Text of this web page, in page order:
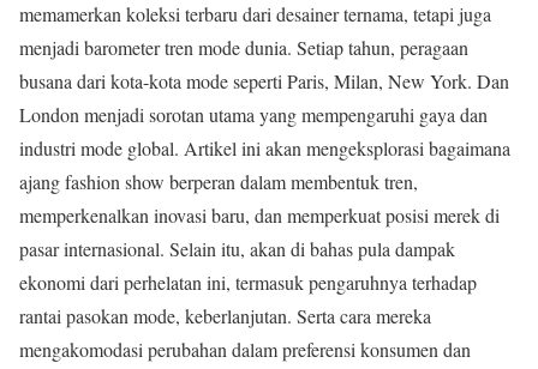
memamerkan koleksi terbaru dari desainer ternama, tetapi juga
menjadi barometer tren mode dunia. Setiap tahun, peragaan
busana dari kota-kota mode seperti Paris, Milan, New York. Dan
London menjadi sorotan utama yang mempengaruhi gaya dan
industri mode global. Artikel ini akan mengeksplorasi bagaimana
ajang fashion show berperan dalam membentuk tren,
memperkenalkan inovasi baru, dan memperkuat posisi merek di
pasar internasional. Selain itu, akan di bahas pula dampak
ekonomi dari perhelatan ini, termasuk pengaruhnya terhadap
rantai pasokan mode, keberlanjutan. Serta cara mereka
mengakomodasi perubahan dalam preferensi konsumen dan